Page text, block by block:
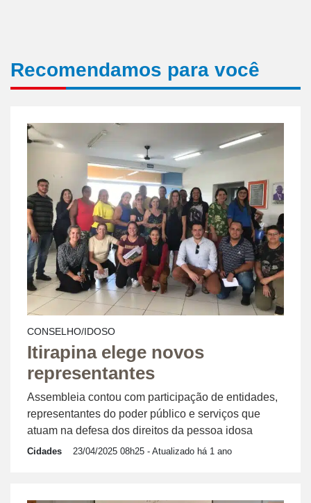
Recomendamos para você
CONSELHO/IDOSO
Itirapina elege novos
representantes
Assembleia contou com participação de entidades,
representantes do poder público e serviços que
atuam na defesa dos direitos da pessoa idosa
Cidades 23/04/2025 08h25 - Atualizado há 1 ano